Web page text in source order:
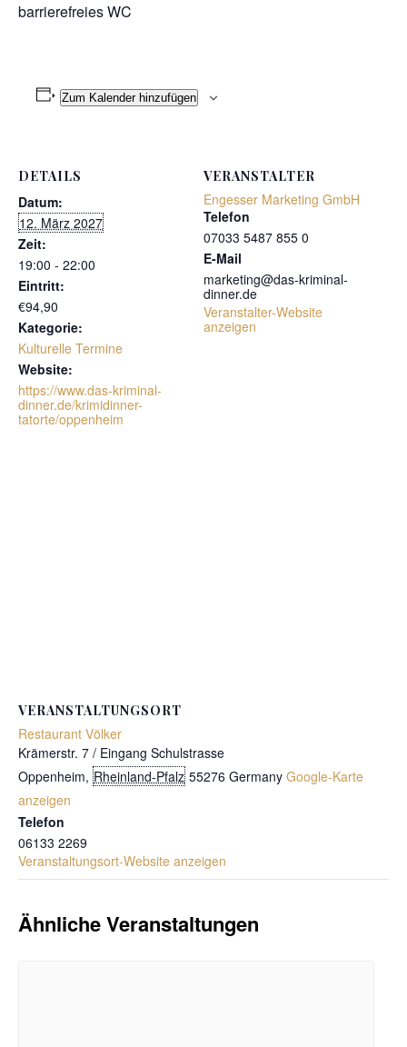
barrierefreies WC
Zum Kalender hinzufügen
DETAILS
Datum:
12. März 2027
Zeit:
19:00 - 22:00
Eintritt:
€94,90
Kategorie:
Kulturelle Termine
Website:
https://www.das-kriminal-
dinner.de/krimidinner-
tatorte/oppenheim
VERANSTALTER
Engesser Marketing GmbH
Telefon
07033 5487 855 0
E-Mail
marketing@das-kriminal-
dinner.de
Veranstalter-Website
anzeigen
VERANSTALTUNGSORT
Restaurant Völker
Krämerstr. 7 / Eingang Schulstrasse
Oppenheim, Rheinland-Pfalz 55276 Germany Google-Karte
anzeigen
Telefon
06133 2269
Veranstaltungsort-Website anzeigen
Ähnliche Veranstaltungen